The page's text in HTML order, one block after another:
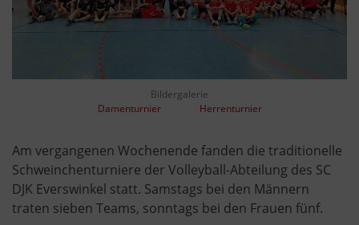
Bildergalerie
Damenturnier
Herrenturnier
Am vergangenen Wochenende fanden die traditionelle
Schweinchenturniere der Volleyball-Abteilung des SC
DJK Everswinkel statt. Samstags bei den Männern
traten sieben Teams, sonntags bei den Frauen fünf.